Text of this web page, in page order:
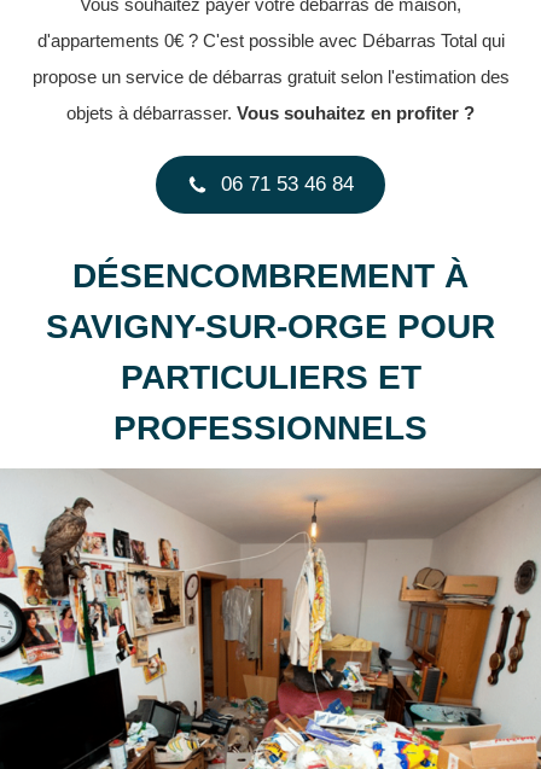
Vous souhaitez payer votre débarras de maison,
d'appartements 0€ ? C'est possible avec Débarras Total qui
propose un service de débarras gratuit selon l'estimation des
objets à débarrasser. Vous souhaitez en profiter ?
06 71 53 46 84
DÉSENCOMBREMENT À
SAVIGNY-SUR-ORGE POUR
PARTICULIERS ET
PROFESSIONNELS